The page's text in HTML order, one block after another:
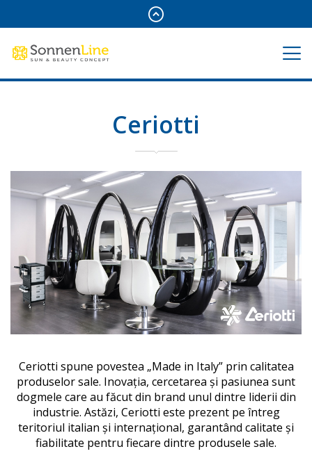
Ceriotti
Ceriotti spune povestea „Made in Italy” prin calitatea
produselor sale. Inovația, cercetarea și pasiunea sunt
dogmele care au făcut din brand unul dintre liderii din
industrie. Astăzi, Ceriotti este prezent pe întreg
teritoriul italian și internațional, garantând calitate și
fiabilitate pentru fiecare dintre produsele sale.